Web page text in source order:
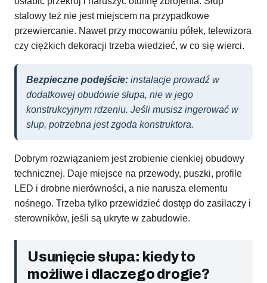
stalowy też nie jest miejscem na przypadkowe
przewiercanie. Nawet przy mocowaniu półek, telewizora
czy ciężkich dekoracji trzeba wiedzieć, w co się wierci.
Bezpieczne podejście: instalacje prowadź w
dodatkowej obudowie słupa, nie w jego
konstrukcyjnym rdzeniu. Jeśli musisz ingerować w
słup, potrzebna jest zgoda konstruktora.
Dobrym rozwiązaniem jest zrobienie cienkiej obudowy
technicznej. Daje miejsce na przewody, puszki, profile
LED i drobne nierówności, a nie narusza elementu
nośnego. Trzeba tylko przewidzieć dostęp do zasilaczy i
sterowników, jeśli są ukryte w zabudowie.
Usunięcie słupa: kiedy to
możliwe i dlaczego drogie?